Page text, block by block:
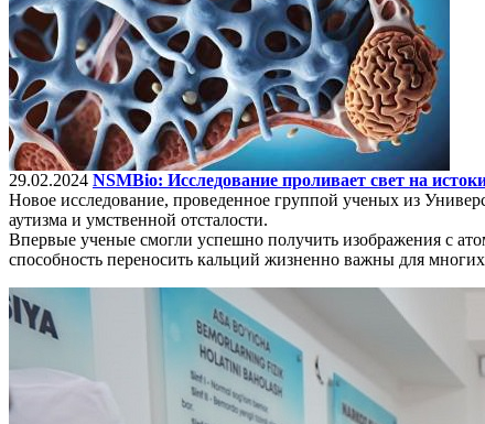
29.02.2024 NSMBio: Исследование проливает свет на
Новое исследование, проведенное группой ученых из
аутизма и умственной отсталости.
Впервые ученые смогли успешно получить изображения с
способность переносить кальций жизненно важны для